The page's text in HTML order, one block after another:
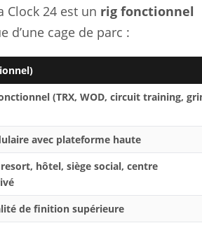
Clock 24 est un rig fonctionnel
d’une cage de parc :
(TRX, WOD, circuit training,
avec plateforme haute
hôtel, siège social, centre
de finition supérieure